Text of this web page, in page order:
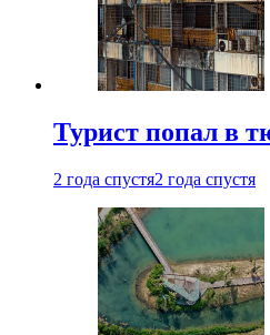
Турист попал в
2 года спустя2 года спустя